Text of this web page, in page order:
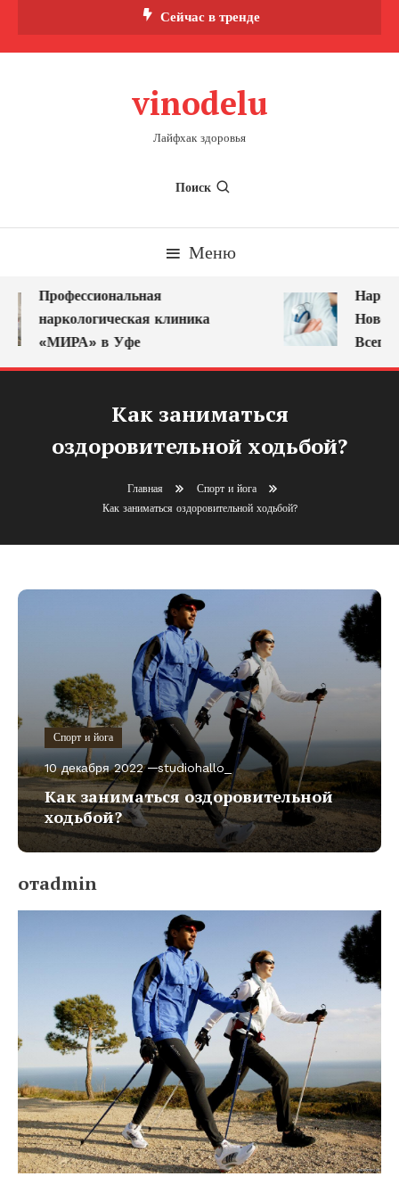
Сейчас в тренде
vinodelu
Лайфхак здоровья
Поиск
Меню
Профессиональная
наркологическая клиника
«МИРА» в Уфе
Как заниматься
оздоровительной ходьбой?
Главная
Спорт и йога
Как заниматься оздоровительной ходьбой?
Спорт и йога
10 декабря 2022 studiohallo_
Как заниматься оздоровительной
ходьбой?
отadmin